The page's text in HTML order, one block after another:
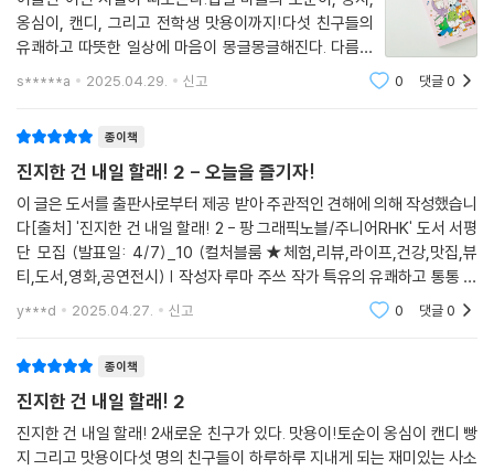
의 마음씨는 깔깔대며 웃다가고 책을 꼭 끌어안고 싶어질 만큼 따숩고 다
정하다.
이렇듯 《진지한 건 내일 할래!》는 유머와 감동, 번뜩이는 센스가 모두 함축
더할 나위 없이 충분할 것이다.
[등장인물]
○ 맛용이
남쪽 나라에서 온 전학생. 책가방에 늘 허기를 채워 줄 간식이 한가득일 정
도로 먹는 것에 진심. 고향에서 있는 옛 친구들도, 찹쌀 마을에서 만난 새
○ 토순이
산만하지만 누구보다 긍정적인 마음의 소유자. 매운 라면을 좋아하고, 늘
가방에 꽹과리를 가지고 다녀 친구들을 당황스럽게 만든다.
옹심이, 캔디, 그리고 전학생 맛용이까지!다섯 친구들의
유쾌하고 따뜻한 일상에 마음이 몽글몽글해진다. 다름을
특별하게 여기지 않고, 함께하는 것만으로 행복한 아이
s*****a 2025.04.29. 신고 0 댓글0
종이책
진지한 건 내일 할래! 2 - 오늘을 즐기자!
이 글은 도서를 출판사로부터 제공 받아 주관적인 견해에 의해 작성했습니
다[출처] '진지한 건 내일 할래! 2 - 팡 그래픽노블/주니어RHK' 도서 서평
단 모집 (발표일: 4/7)_10 (컬처블룸★체험,리뷰,라이프,건강,맛집,뷰
티,도서,영화,공연전시) | 작성자 루마 주쓰 작가 특유의 유쾌하고 통통 튀
는 감성이 다시 한 번 폭발했다!『내일은 갓생』을 통해 처음 주쓰 작가님을
알게 되었고, 그
y***d 2025.04.27. 신고 0 댓글0
종이책
진지한 건 내일 할래! 2
진지한 건 내일 할래! 2새로운 친구가 있다. 맛용이!토순이 옹심이 캔디 빵
지 그리고 맛용이다섯 명의 친구들이 하루하루 지내게 되는 재미있는 사소